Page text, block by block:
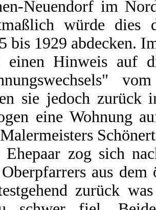
Neuendorf im
würde dies
bis 1929 abdecken.
einen Hinweis auf
sie jedoch zurück
eine Wohnung
Ehepaar zog sich
aus
zurück